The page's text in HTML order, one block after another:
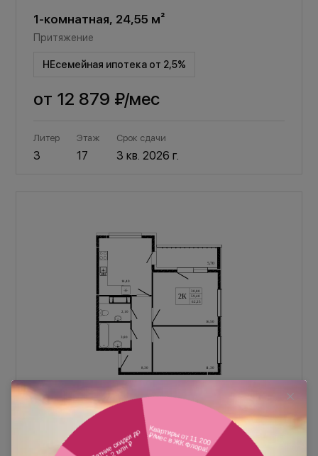
1-комнатная, 24,55 м²
Притяжение
НЕсемейная ипотека от 2,5%
от 12 879 ₽/мес
Литер
3
Этаж
17
Срок сдачи
3 кв. 2026 г.
2-комнатная, 62,25 м²
Притяжение